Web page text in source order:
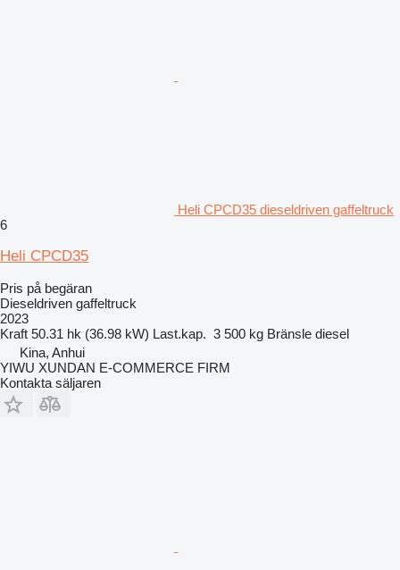
Heli CPCD35 dieseldriven gaffeltruck
6
Heli CPCD35
Pris på begäran
Dieseldriven gaffeltruck
2023
Kraft 50.31 hk (36.98 kW) Last.kap. 3 500 kg Bränsle diesel
Kina, Anhui
YIWU XUNDAN E-COMMERCE FIRM
Kontakta säljaren